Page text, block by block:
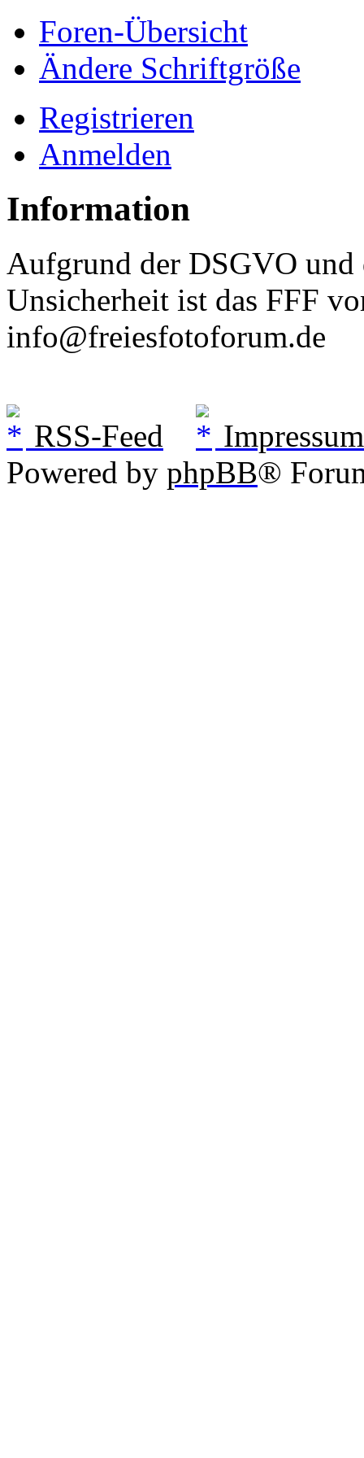
Foren-Übersicht
Ändere Schriftgröße
Registrieren
Anmelden
Information
Aufgrund der DSGVO und
Unsicherheit ist das FFF
info@freiesfotoforum.de
RSS-Feed
Impressum
Powered by phpBB®